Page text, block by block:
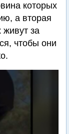
которых
а вторая
живут за
чтобы они